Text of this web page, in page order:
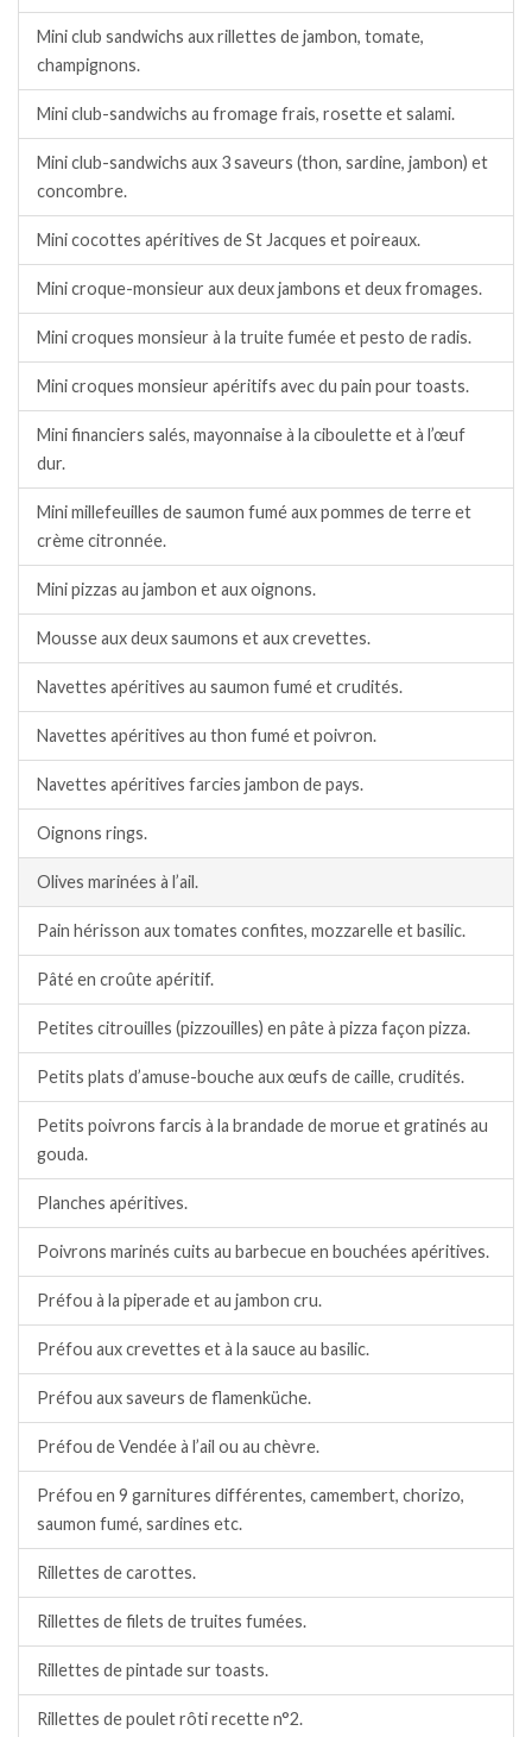
Mini club sandwichs aux rillettes de jambon, tomate,
champignons.
Mini club-sandwichs au fromage frais, rosette et salami.
Mini club-sandwichs aux 3 saveurs (thon, sardine, jambon) et
concombre.
Mini cocottes apéritives de St Jacques et poireaux.
Mini croque-monsieur aux deux jambons et deux fromages.
Mini croques monsieur à la truite fumée et pesto de radis.
Mini croques monsieur apéritifs avec du pain pour toasts.
Mini financiers salés, mayonnaise à la ciboulette et à l’œuf
dur.
Mini millefeuilles de saumon fumé aux pommes de terre et
crème citronnée.
Mini pizzas au jambon et aux oignons.
Mousse aux deux saumons et aux crevettes.
Navettes apéritives au saumon fumé et crudités.
Navettes apéritives au thon fumé et poivron.
Navettes apéritives farcies jambon de pays.
Oignons rings.
Olives marinées à l’ail.
Pain hérisson aux tomates confites, mozzarelle et basilic.
Pâté en croûte apéritif.
Petites citrouilles (pizzouilles) en pâte à pizza façon pizza.
Petits plats d’amuse-bouche aux œufs de caille, crudités.
Petits poivrons farcis à la brandade de morue et gratinés au
gouda.
Planches apéritives.
Poivrons marinés cuits au barbecue en bouchées apéritives.
Préfou à la piperade et au jambon cru.
Préfou aux crevettes et à la sauce au basilic.
Préfou aux saveurs de flamenküche.
Préfou de Vendée à l’ail ou au chèvre.
Préfou en 9 garnitures différentes, camembert, chorizo,
saumon fumé, sardines etc.
Rillettes de carottes.
Rillettes de filets de truites fumées.
Rillettes de pintade sur toasts.
Rillettes de poulet rôti recette n°2.